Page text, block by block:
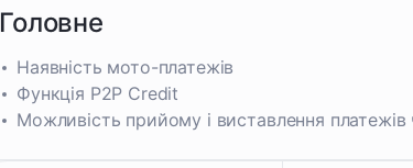
Головне
Наявність мото-платежів
Функція P2P Credit
Можливість прийому і виставлення